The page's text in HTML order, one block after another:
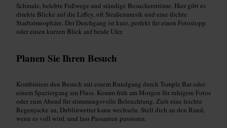
Schmale, belebte Fußwege und ständige Besucherströme. Hier gibt es
direkte Blicke auf die Liffey, oft Straßenmusik und eine dichte
Stadtatmosphäre. Der Durchgang ist kurz, perfekt für einen Fotostopp
oder einen kurzen Blick auf beide Ufer.
Planen Sie Ihren Besuch
Kombiniere den Besuch mit einem Rundgang durch Temple Bar oder
einem Spaziergang am Fluss. Komm früh am Morgen für ruhigere Fotos
oder zum Abend für stimmungsvolle Beleuchtung. Zieh eine leichte
Regenjacke an, Dublinwetter kann wechseln. Stell dich an den Rand,
wenn es voll wird, und lass Passanten passieren.